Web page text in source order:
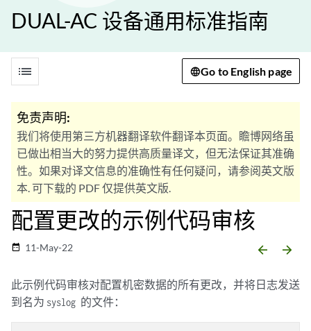
DUAL-AC 设备通用标准指南
list Go to English page
免责声明:
我们将使用第三方机器翻译软件翻译本页面。瞻博网络虽
已做出相当大的努力提供高质量译文，但无法保证其准确
性。如果对译文信息的准确性有任何疑问，请参阅英文版
本. 可下载的 PDF 仅提供英文版.
配置更改的示例代码审核
date_range 11-May-22 arrow_backward arrow_forward
此示例代码审核对配置机密数据的所有更改，并将日志发送
到名为 syslog 的文件：